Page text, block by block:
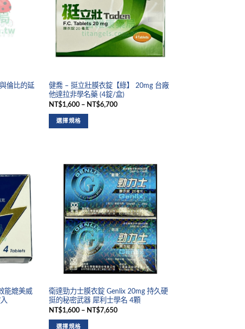
倫比的延
健喬 – 挺立壯膜衣錠【綠】 20mg 台廠
他達拉非學名藥 (4錠/盒)
NT$1,600 – NT$6,700
選擇規格
能媲美威
衛達勁力士膜衣錠 Genlix 20mg 持久硬
挺的秘密武器 犀利士學名 4顆
NT$1,600 – NT$7,650
選擇規格